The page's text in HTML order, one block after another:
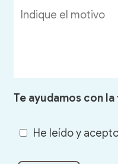
Te ayudamos con
He leído y